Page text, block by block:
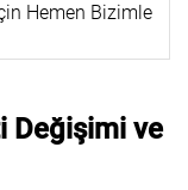
Hemen Bizimle
Değişimi ve